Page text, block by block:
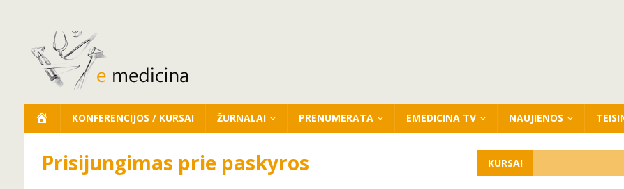
KONFERENCIJOS / KURSAI ŽURNALAI PRENUMERATA EMEDICINA TV NAUJIENOS
Prisijungimas prie paskyros KURSAI